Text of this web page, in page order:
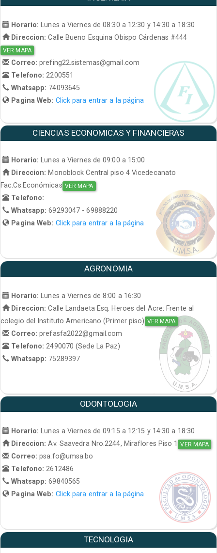
Horario:
Lunes a Viernes de 08:30 a 12:30 y 14:30 a 18:30
Direccion: Calle Bueno Esquina Obispo Cárdenas #444
VER MAPA
Correo:prefing22.sistemas@gmail.com
Telefono: 2200551
Whatsapp: 74093645
Pagina Web: Click para entrar a la página
CIENCIAS ECONOMICAS Y FINANCIERAS
Horario: Lunes a Viernes de 09:00 a 15:00
Direccion: Monoblock Central piso 4 Vicedecanato
Fac.Cs.Económicas VER MAPA
Telefono:
Whatsapp:69293047 - 69888220
Pagina Web: Click para entrar a la página
AGRONOMIA
Horario:
Lunes a Viernes de 8:00 a 16:30
Direccion: Calle Landaeta Esq. Heroes del Acre: Frente al
colegio del Instituto Americano (Primer piso) VER MAPA
Correo:prefasfa2022@gmail.com
Telefono: 2490070 (Sede La Paz)
Whatsapp: 75289397
ODONTOLOGIA
Horario: Lunes a Viernes de 09:15 a 12:15 y 14:30 a 18:30
Direccion: Av. Saavedra Nro.2244, Miraflores Piso 1 VER MAPA
Correo:psa.fo@umsa.bo
Telefono:2612486
Whatsapp:69840565
Pagina Web: Click para entrar a la página
TECNOLOGIA